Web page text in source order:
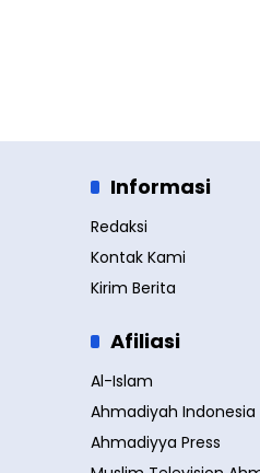
Informasi
Redaksi
Kontak Kami
Kirim Berita
Afiliasi
Al-Islam
Ahmadiyah Indonesia
Ahmadiyya Press